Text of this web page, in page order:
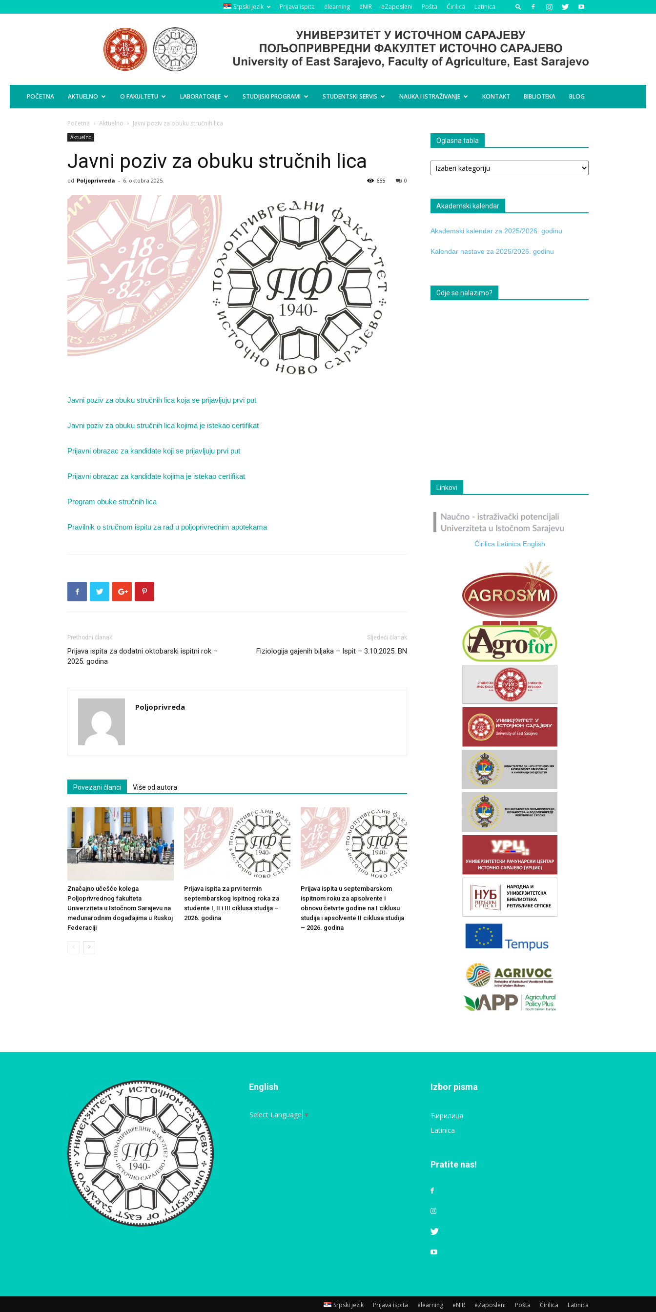
Srpski jezik Prijava ispita elearning eNIR eZaposleni Pošta Ćirilica Latinica
Poljoprivredni
Fakultet
Istočno
Sarajevo
POČETNA AKTUELNO O FAKULTETU LABORATORIJE STUDIJSKI PROGRAMI STUDENTSKI SERVIS NAUKA I ISTRAŽIVANJE KONTAKT BIBLIOTEKA BLOG
Početna Aktuelno Javni poziv za obuku stručnih lica
Aktuelno
Javni poziv za obuku stručnih lica
od Poljoprivreda - 6. oktobra 2025. 0
655
Javni poziv za obuku stručnih lica koja se prijavljuju prvi put
Javni poziv za obuku stručnih lica kojima je istekao certifikat
Prijavni obrazac za kandidate koji se prijavljuju prvi put
Prijavni obrazac za kandidate kojima je istekao certifikat
Program obuke stručnih lica
Pravilnik o stručnom ispitu za rad u poljoprivrednim apotekama
Prethodni članak
Prijava ispita za dodatni oktobarski ispitni rok –
2025. godina
Sljedeći članak
Fiziologija gajenih biljaka – Ispit – 3.10.2025. BN
Poljoprivreda
Povezani članci Više od autora
Značajno učešće kolega
Poljoprivrednog fakulteta
Univerziteta u Istočnom Sarajevu na
međunarodnim događajima u Ruskoj
Federaciji
Prijava ispita za prvi termin
septembarskog ispitnog roka za
studente I, II i III ciklusa studija –
2026. godina
Prijava ispita u septembarskom
ispitnom roku za apsolvente i
obnovu četvrte godine na I ciklusu
studija i apsolvente II ciklusa studija
– 2026. godina
Oglasna tabla
Oglasna
tabla
Akademski kalendar
Akademski kalendar za 2025/2026. godinu
Kalendar nastave za 2025/2026. godinu
Gdje se nalazimo?
Linkovi
Ćirilica Latinica English
English
Select Language ▼
Izbor pisma
Ћирилица
Latinica
Pratite nas!
Srpski jezik Prijava ispita elearning eNIR eZaposleni Pošta Ćirilica Latinica